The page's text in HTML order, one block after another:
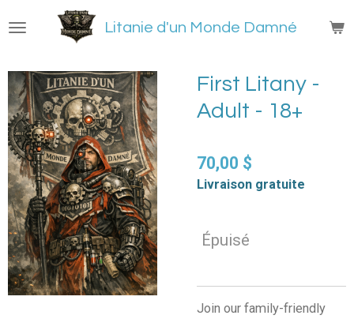
au
principal
Litanie d'un Monde Damné
First Litany -
Adult - 18+
70,00 $
Livraison gratuite
Épuisé
Join our family-friendly